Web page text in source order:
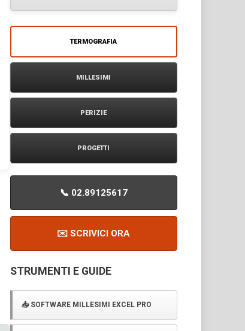
TERMOGRAFIA
MILLESIMI
PERIZIE
PROGETTI
📞 02.89125617
✉️ SCRIVICI ORA
STRUMENTI E GUIDE
📥 SOFTWARE MILLESIMI EXCEL PRO